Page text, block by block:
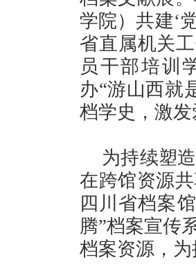
学院）共建‘
省直属机关
员干部培训
办“游山西就
档学史，激
为持续塑
在跨馆资源
四川省档案
腾”档案宣传
档案资源，